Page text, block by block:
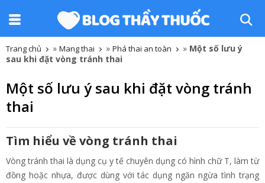
Trang chủ » Mang thai » Phá thai an toàn » Một số lưu ý
sau khi đặt vòng tránh thai
Một số lưu ý sau khi đặt vòng tránh
thai
Tìm hiểu về vòng tránh thai
Vòng tránh thai là dụng cụ y tế chuyên dụng có hình chữ T, làm từ
đồng hoặc nhựa, được dùng với tác dụng ngăn ngừa tình trạng